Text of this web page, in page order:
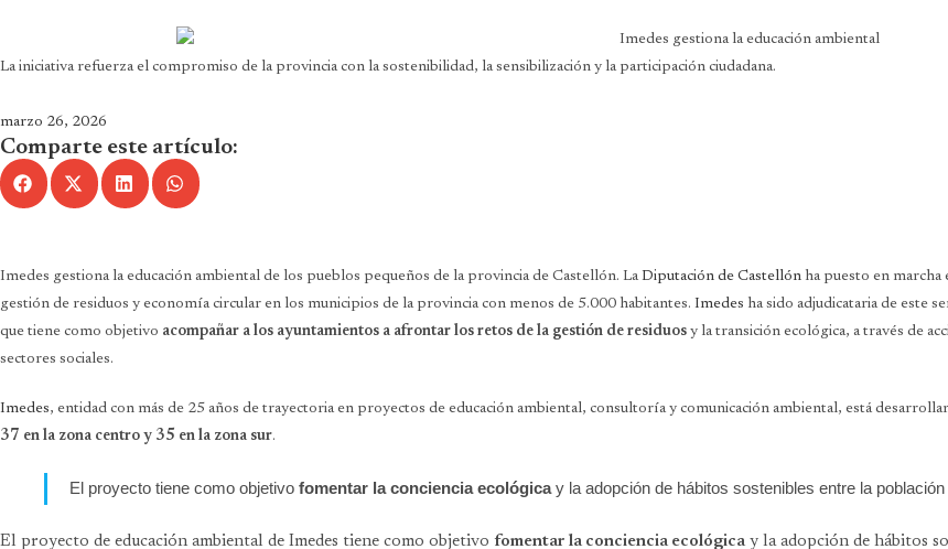
La iniciativa refuerza el compromiso de la provincia con la sostenibilidad, la sensibilización y la participación ciudadana.
marzo 26, 2026
Comparte este artículo:
Imedes gestiona la educación ambiental de los pueblos pequeños de la provincia de Castellón. La Diputación de Castellón ha puesto en
gestión de residuos y economía circular en los municipios de la provincia con menos de 5.000 habitantes. Imedes ha sido adjudicataria de este
que tiene como objetivo acompañar a los ayuntamientos a afrontar los retos de la gestión de residuos y la transición ecológica, a través de
sectores sociales.
Imedes, entidad con más de 25 años de trayectoria en proyectos de educación ambiental, consultoría y comunicación ambiental, está
37 en la zona centro y 35 en la zona sur.
El proyecto tiene como objetivo fomentar la conciencia ecológicay la adopción de hábitos sostenibles entre la población
El proyecto de educación ambiental de Imedes tiene como objetivo fomentar la conciencia ecológica y la adopción de hábitos